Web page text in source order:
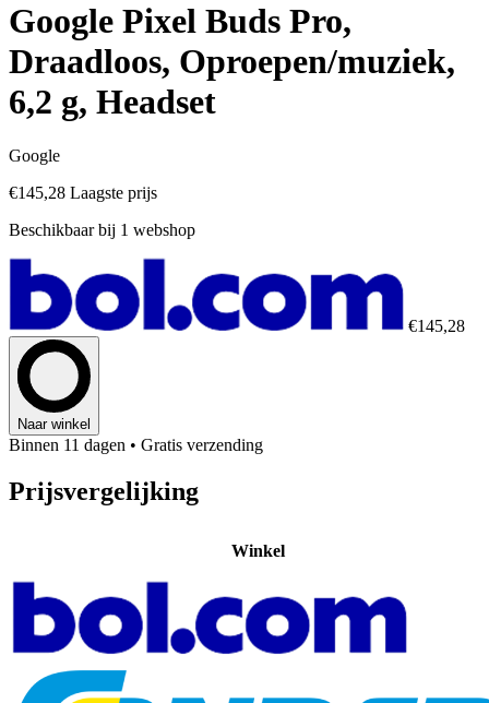
Google Pixel Buds Pro,
Draadloos, Oproepen/muziek,
6,2 g, Headset
Google
€145,28 Laagste prijs
Beschikbaar bij 1 webshop
€145,28
Naar winkel
Binnen 11 dagen • Gratis verzending
Prijsvergelijking
Winkel